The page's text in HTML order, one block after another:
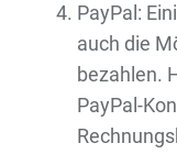
PayPal:
auch die
bezahlen.
PayPal-